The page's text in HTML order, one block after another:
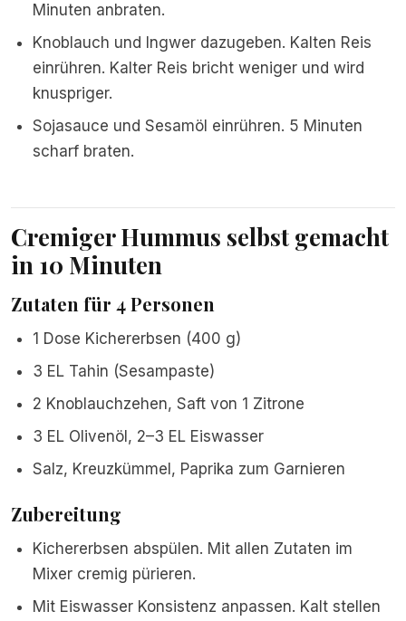
Minuten anbraten.
Knoblauch und Ingwer dazugeben. Kalten Reis
einrühren. Kalter Reis bricht weniger und wird
knuspriger.
Sojasauce und Sesamöl einrühren. 5 Minuten
scharf braten.
Cremiger Hummus selbst gemacht
in 10 Minuten
Zutaten für 4 Personen
1 Dose Kichererbsen (400 g)
3 EL Tahin (Sesampaste)
2 Knoblauchzehen, Saft von 1 Zitrone
3 EL Olivenöl, 2–3 EL Eiswasser
Salz, Kreuzkümmel, Paprika zum Garnieren
Zubereitung
Kichererbsen abspülen. Mit allen Zutaten im
Mixer cremig pürieren.
Mit Eiswasser Konsistenz anpassen. Kalt stellen